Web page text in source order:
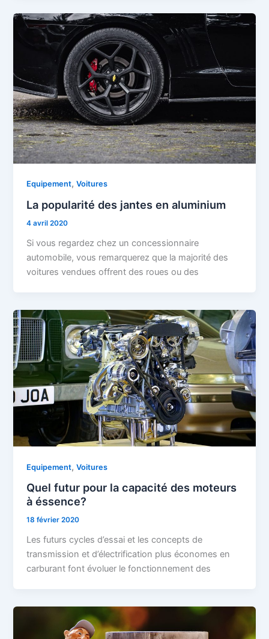
Equipement,Voitures
La popularité des jantes en aluminium
4 avril 2020
Si vous regardez chez un concessionnaire
automobile, vous remarquerez que la majorité des
voitures vendues offrent des roues ou des
Equipement,Voitures
Quel futur pour la capacité des moteurs
à éssence?
18 février 2020
Les futurs cycles d’essai et les concepts de
transmission et d’électrification plus économes en
carburant font évoluer le fonctionnement des